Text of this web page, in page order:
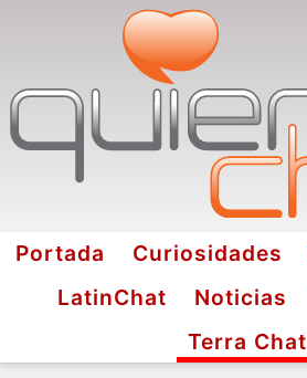
Portada Curiosidades
LatinChat
Noticias
Terra Chat